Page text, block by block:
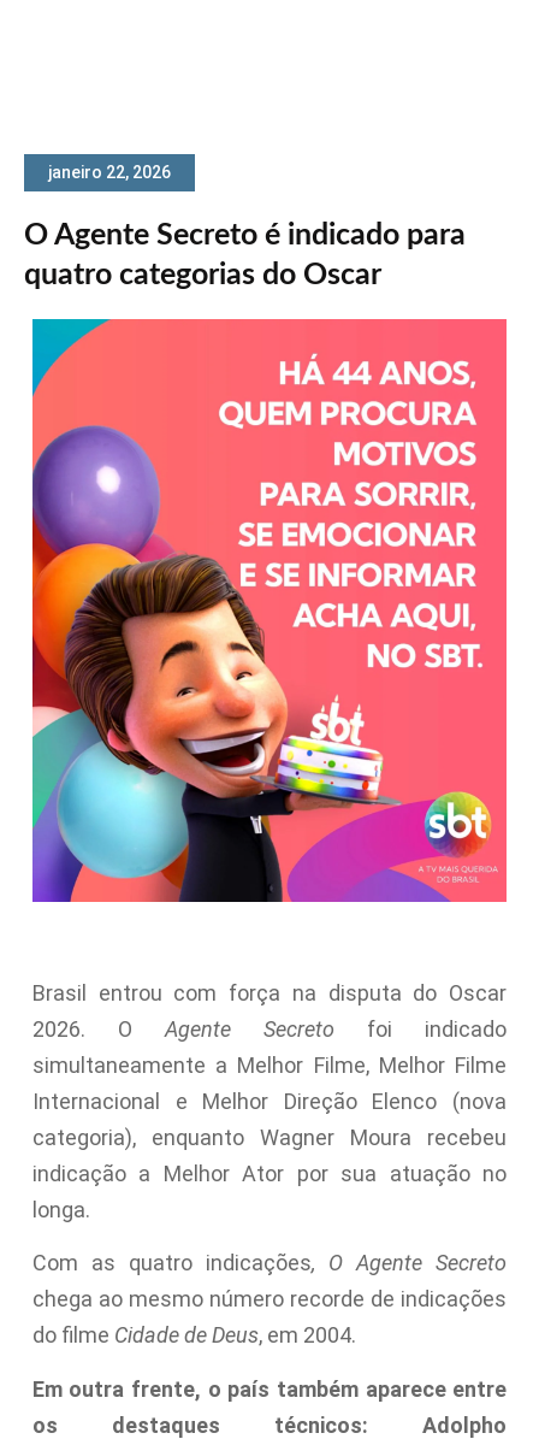
janeiro 22, 2026
O Agente Secreto é indicado para
quatro categorias do Oscar
Brasil entrou com força na disputa do Oscar
2026. O Agente Secreto foi indicado
simultaneamente a Melhor Filme, Melhor Filme
Internacional e Melhor Direção Elenco (nova
categoria), enquanto Wagner Moura recebeu
indicação a Melhor Ator por sua atuação no
longa.
Com as quatro indicações, O Agente Secreto
chega ao mesmo número recorde de indicações
do filme Cidade de Deus, em 2004.
Em outra frente, o país também aparece entre
os destaques técnicos: Adolpho